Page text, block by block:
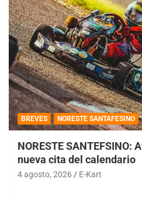
BREVES NORESTE SANTAFESINO
NORESTE SANTEFSINO:
nueva cita del calendario
4 agosto, 2026 E-Kart
COBERTURA ON-LINE DE E-